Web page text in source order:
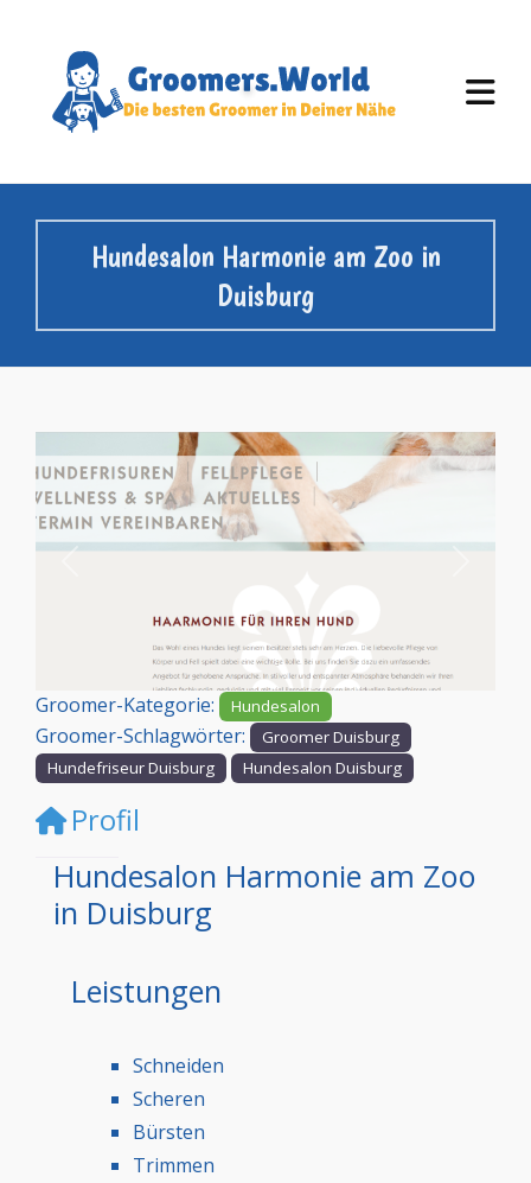
Hundesalon Harmonie am Zoo in
Duisburg
Groomer-Kategorie: Hundesalon
Groomer-Schlagwörter:
Groomer Duisburg
Hundefriseur Duisburg
Hundesalon Duisburg
Profil
Hundesalon Harmonie am Zoo
in Duisburg
Leistungen
Schneiden
Scheren
Bürsten
Trimmen